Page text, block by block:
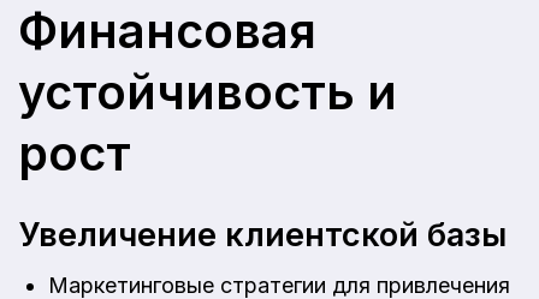
Финансовая
устойчивость и
рост
Увеличение клиентской базы
Маркетинговые стратегии для привлечения